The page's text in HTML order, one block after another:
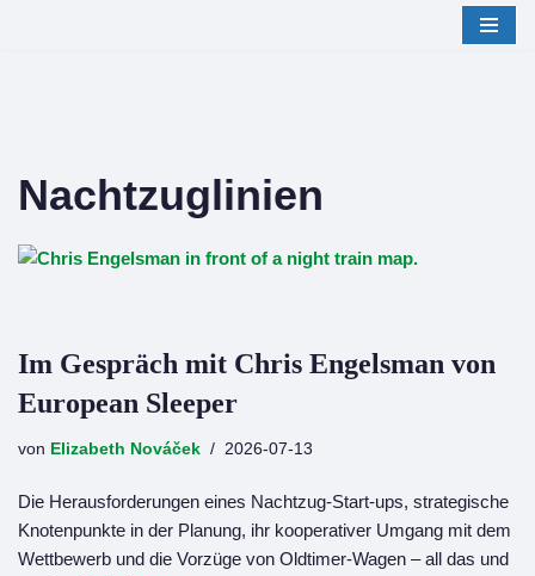
Nachtzuglinien
Im Gespräch mit Chris Engelsman von
European Sleeper
von Elizabeth Nováček 2026-07-13
Die Herausforderungen eines Nachtzug-Start-ups, strategische
Knotenpunkte in der Planung, ihr kooperativer Umgang mit dem
Wettbewerb und die Vorzüge von Oldtimer-Wagen – all das und